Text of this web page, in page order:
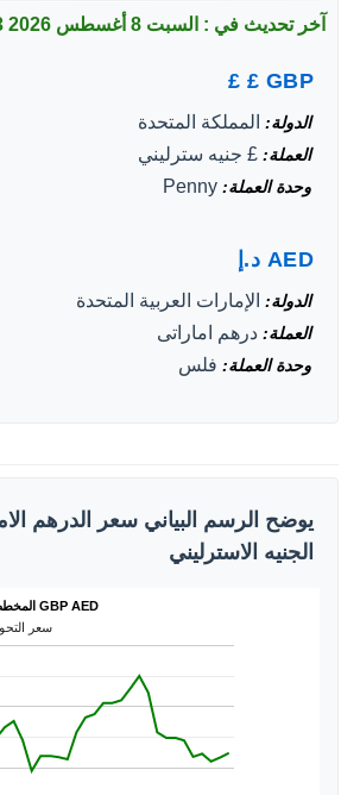
آخر تحديث في : السبت 8 أغسطس 2026
GBP
£
£
الدولة المملكة المتحدة
العملة £ جنيه سترليني
وحدة العملة Penny
AED د.إ
الدولة الإمارات العربية المتحدة
العملة درهم اماراتى
وحدة العملة فلس
يوضح الرسم البياني سعر الدرهم
الجنيه الاسترليني
المخطط البياني GBP AED
سعر